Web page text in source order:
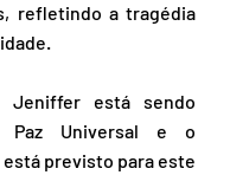
refletindo a tragédia
Jeniffer está sendo
Paz Universal e o
previsto para este